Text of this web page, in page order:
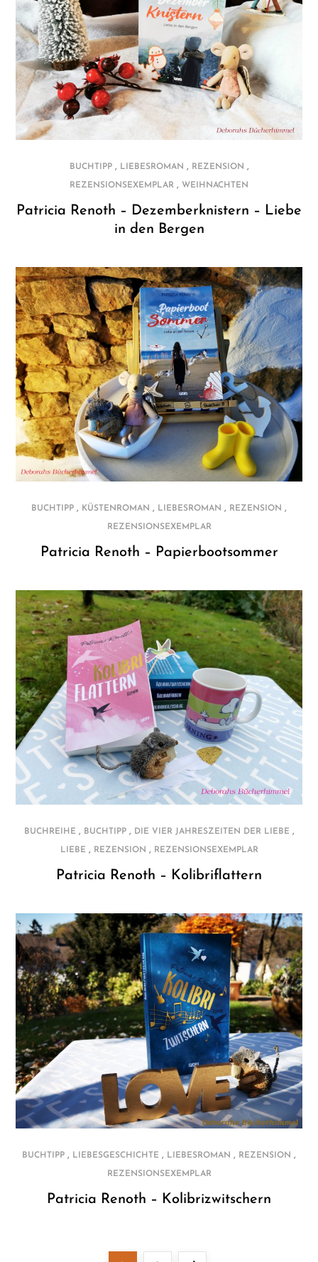
BUCHTIPP, LIEBESROMAN , REZENSION ,
REZENSIONSEXEMPLAR , WEIHNACHTEN
Patricia Renoth – Dezemberknistern – Liebe
in den Bergen
BUCHTIPP , KÜSTENROMAN , LIEBESROMAN , REZENSION ,
REZENSIONSEXEMPLAR
Patricia Renoth – Papierbootsommer
BUCHREIHE , BUCHTIPP, DIE VIER JAHRESZEITEN DER LIEBE ,
LIEBE , REZENSION , REZENSIONSEXEMPLAR
Patricia Renoth – Kolibriflattern
BUCHTIPP , LIEBESGESCHICHTE , LIEBESROMAN , REZENSION ,
REZENSIONSEXEMPLAR
Patricia Renoth – Kolibrizwitschern